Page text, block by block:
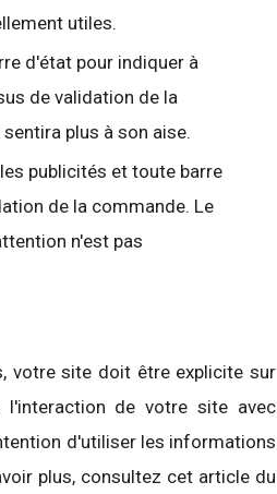
utiles.
d'état pour indiquer à
de validation de la
plus à son aise.
publicités et toute barre
de la commande. Le
n'est pas
votre site doit être explicite sur
de votre site avec
d'utiliser les informations
plus, consultez cet article du